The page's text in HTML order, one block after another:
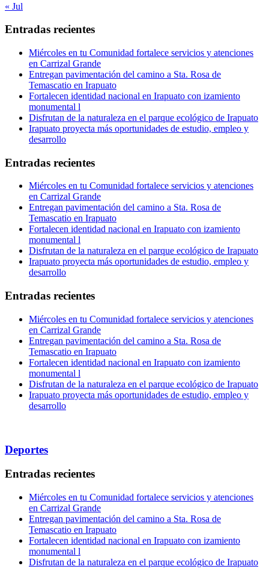
« Jul
Entradas recientes
Miércoles en tu Comunidad fortalece servicios y atenciones
en Carrizal Grande
Entregan pavimentación del camino a Sta. Rosa de
Temascatio en Irapuato
Fortalecen identidad nacional en Irapuato con izamiento
monumental l
Disfrutan de la naturaleza en el parque ecológico de Irapuato
Irapuato proyecta más oportunidades de estudio, empleo y
desarrollo
Entradas recientes
Miércoles en tu Comunidad fortalece servicios y atenciones
en Carrizal Grande
Entregan pavimentación del camino a Sta. Rosa de
Temascatio en Irapuato
Fortalecen identidad nacional en Irapuato con izamiento
monumental l
Disfrutan de la naturaleza en el parque ecológico de Irapuato
Irapuato proyecta más oportunidades de estudio, empleo y
desarrollo
Entradas recientes
Miércoles en tu Comunidad fortalece servicios y atenciones
en Carrizal Grande
Entregan pavimentación del camino a Sta. Rosa de
Temascatio en Irapuato
Fortalecen identidad nacional en Irapuato con izamiento
monumental l
Disfrutan de la naturaleza en el parque ecológico de Irapuato
Irapuato proyecta más oportunidades de estudio, empleo y
desarrollo
Deportes
Entradas recientes
Miércoles en tu Comunidad fortalece servicios y atenciones
en Carrizal Grande
Entregan pavimentación del camino a Sta. Rosa de
Temascatio en Irapuato
Fortalecen identidad nacional en Irapuato con izamiento
monumental l
Disfrutan de la naturaleza en el parque ecológico de Irapuato